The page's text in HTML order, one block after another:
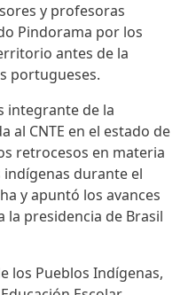
y profesoras
Pindorama por los
antes de la
portugueses.
integrante de la
al CNTE en el estado de
retrocesos en materia
durante el
y apuntó los avances
la presidencia de Brasil
los Pueblos Indígenas,